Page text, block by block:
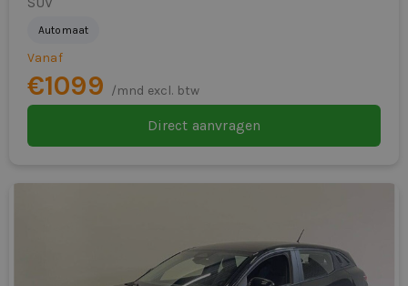
Automaat
Vanaf
€1099 /mnd excl. btw
Direct aanvragen